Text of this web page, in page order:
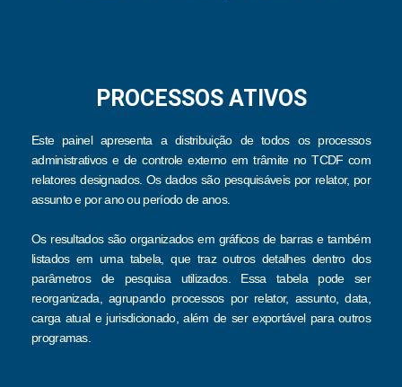
PROCESSOS ATIVOS
Este painel apresenta a distribuição de todos os processos
administrativos e de controle externo em trâmite no TCDF com
relatores designados. Os dados são pesquisáveis por relator, por
assunto e por ano ou período de anos.
Os resultados são organizados em gráficos de barras e também
listados em uma tabela, que traz outros detalhes dentro dos
parâmetros de pesquisa utilizados. Essa tabela pode ser
reorganizada, agrupando processos por relator, assunto, data,
carga atual e jurisdicionado, além de ser exportável para outros
programas.